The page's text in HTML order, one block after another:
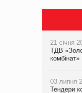
21 січня
ТДВ
комбінат»
03 липня
Тендери